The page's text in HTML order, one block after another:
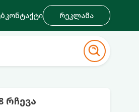
კონტაქტი რეკლამა
რჩევა